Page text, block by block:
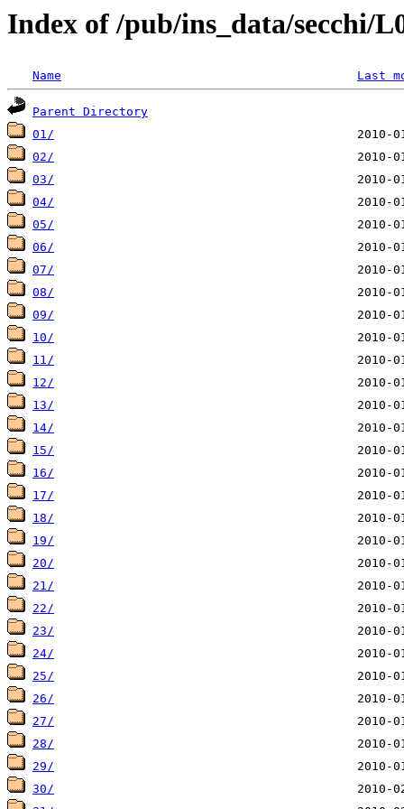
Index of /pub/ins_data/secchi/
Name Last
Parent Directory
01/
02/
03/
04/
05/
06/
07/
08/
09/
10/
11/
12/
13/
14/
15/
16/
17/
18/
19/
20/
21/
22/
23/
24/
25/
26/
27/
28/
29/
30/